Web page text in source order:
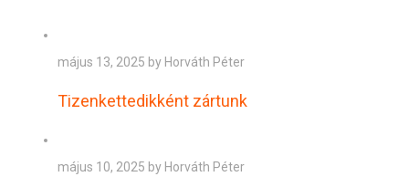
május 13, 2025 by Horváth Péter
Tizenkettedikként zártunk
május 10, 2025 by Horváth Péter